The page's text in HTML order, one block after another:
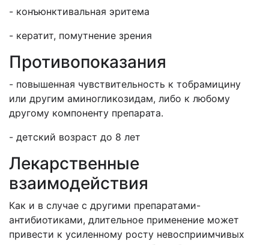
- конъюнктивальная эритема
- кератит, помутнение зрения
Противопоказания
- повышенная чувствительность к тобрамицину
или другим аминогликозидам, либо к любому
другому компоненту препарата.
- детский возраст до 8 лет
Лекарственные
взаимодействия
Как и в случае с другими препаратами-
антибиотиками, длительное применение может
привести к усиленному росту невосприимчивых